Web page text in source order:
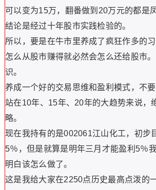
可以变为15万，翻番做到20万元的都是
结论是经过十年股市实践检验的。
所以，要是在牛市里养成了疯狂作多的
怎么从股市赚得就必然会怎么还给股市
识。
养成一个好的交易思维和盈利模式，不要
站在10年、15年、20年的大趋势来说，
略。
现在我持有的是002061江山化工，初步
5％，但是就算是明年三月才能盈利5％
明白该怎么做了。
这是我给大家在2250点历史最高点泼的